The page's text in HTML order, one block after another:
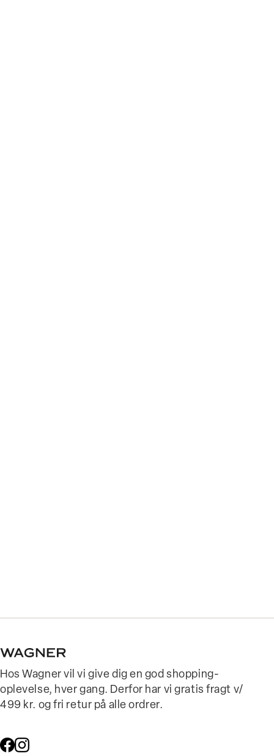
Hos Wagner vil vi give dig en god shopping-
oplevelse, hver gang. Derfor har vi gratis fragt v/
499 kr. og fri retur på alle ordrer.